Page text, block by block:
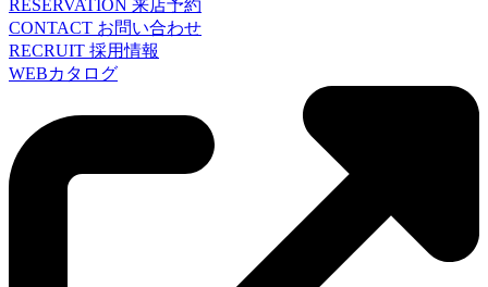
RESERVATION 来店予約
CONTACT お問い合わせ
RECRUIT 採用情報
WEBカタログ